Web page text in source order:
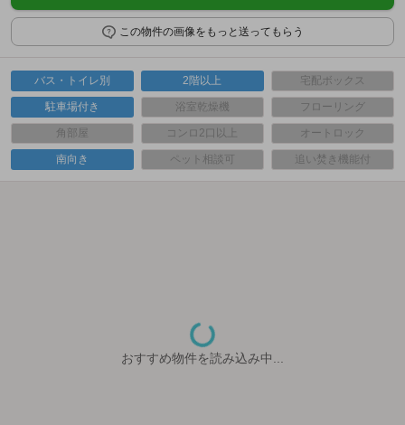
この物件の画像をもっと送ってもらう
バス・トイレ別 2階以上 宅配ボックス
駐車場付き 浴室乾燥機 フローリング
角部屋 コンロ2口以上 オートロック
南向き ペット相談可 追い焚き機能付
おすすめ物件を読み込み中...